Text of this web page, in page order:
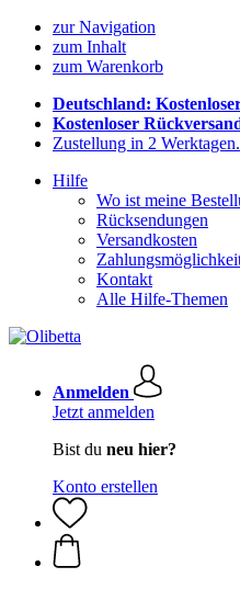
zur Navigation
zum Inhalt
zum Warenkorb
Deutschland:
Kostenloser
Zustellung in 2 Werktagen.
Hilfe
Wo ist meine
Rücksendungen
Versandkosten
Kontakt
Alle Hilfe-Themen
Anmelden
Jetzt anmelden
Bist du neu hier?
Konto erstellen